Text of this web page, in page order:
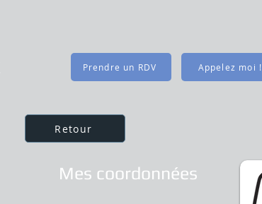
Prendre un RDV Appelez moi !
Retour
Mes coordonnées